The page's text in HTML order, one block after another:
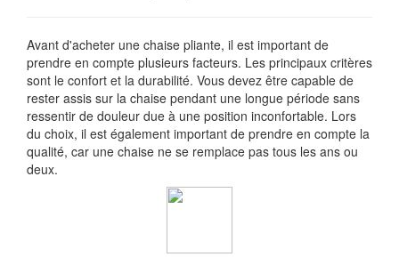
Avant d'acheter une chaise pliante, il est important de
prendre en compte plusieurs facteurs. Les principaux critères
sont le confort et la durabilité. Vous devez être capable de
rester assis sur la chaise pendant une longue période sans
ressentir de douleur due à une position inconfortable. Lors
du choix, il est également important de prendre en compte la
qualité, car une chaise ne se remplace pas tous les ans ou
deux.